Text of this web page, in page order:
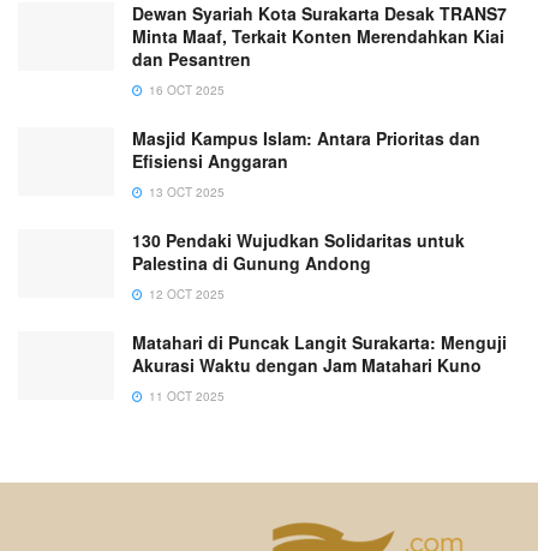
Dewan Syariah Kota Surakarta Desak TRANS7
Minta Maaf, Terkait Konten Merendahkan Kiai
dan Pesantren
16 OCT 2025
Masjid Kampus Islam: Antara Prioritas dan
Efisiensi Anggaran
13 OCT 2025
130 Pendaki Wujudkan Solidaritas untuk
Palestina di Gunung Andong
12 OCT 2025
Matahari di Puncak Langit Surakarta: Menguji
Akurasi Waktu dengan Jam Matahari Kuno
11 OCT 2025